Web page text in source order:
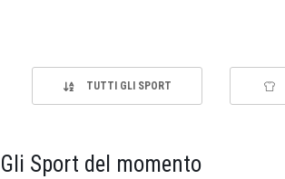
TUTTI GLI SPORT
Gli Sport del momento